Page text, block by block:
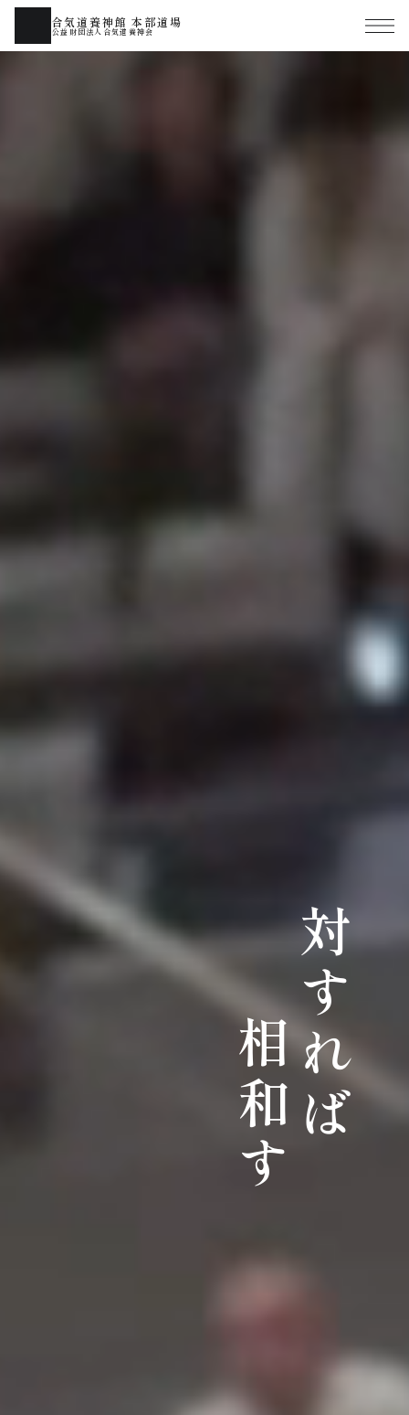
合気道養神館 本部道場
公益財団法人合気道養神会
対すれば
相和す